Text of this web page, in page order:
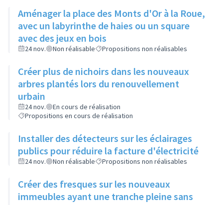
Aménager la place des Monts d'Or à la Roue,
avec un labyrinthe de haies ou un square
avec des jeux en bois
24 nov. Non réalisable Propositions non réalisables
Créer plus de nichoirs dans les nouveaux
arbres plantés lors du renouvellement
urbain
24 nov.
En cours de réalisation
Propositions en cours de réalisation
Installer des détecteurs sur les éclairages
publics pour réduire la facture d'électricité
24 nov. Non réalisable Propositions non réalisables
Créer des fresques sur les nouveaux
immeubles ayant une tranche pleine sans